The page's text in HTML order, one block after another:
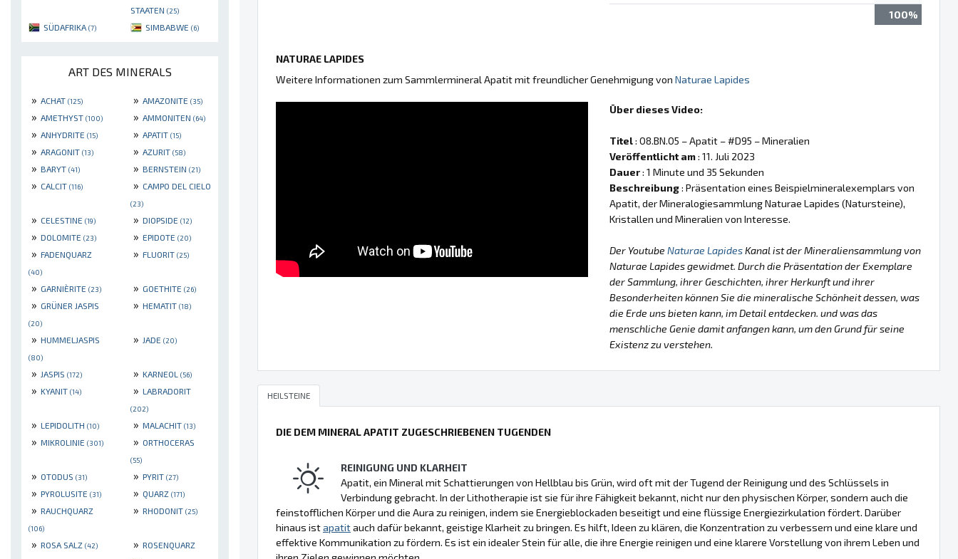
STAATEN (25)
SÜDAFRIKA (7) SIMBABWE (6)
ART DES MINERALS
» ACHAT (125) » AMAZONITE (35)
» AMETHYST (100) » AMMONITEN (64)
» ANHYDRITE (15) » APATIT (15)
» ARAGONIT (13) » AZURIT (58)
» BARYT (41) » BERNSTEIN (21)
» CALCIT (116) » CAMPO DEL CIELO
(23)
» CELESTINE (19) » DIOPSIDE (12)
» DOLOMITE (23) » EPIDOTE (20)
» FADENQUARZ
(40)
» FLUORIT (25)
» GARNIÈRITE (23) » GOETHITE (26)
» GRÜNER JASPIS
(20)
» HEMATIT (18)
» HUMMELJASPIS
(80)
» JADE (20)
» JASPIS (172) » KARNEOL (56)
» KYANIT (14) » LABRADORIT
(202)
» LEPIDOLITH (10) » MALACHIT (13)
» MIKROLINIE (301) » ORTHOCERAS
(55)
» OTODUS (31) » PYRIT (27)
» PYROLUSITE (31) » QUARZ (171)
» RAUCHQUARZ
(106)
» RHODONIT (25)
» ROSA SALZ (42) » ROSENQUARZ
100%
NATURAE LAPIDES
Weitere Informationen zum Sammlermineral Apatit mit freundlicher Genehmigung von Naturae Lapides
Über dieses Video:
Titel: 08.BN.05 – Apatit – #D95 – Mineralien
Veröffentlicht am: 11. Juli 2023
Dauer: 1 Minute und 35 Sekunden
Beschreibung: Präsentation eines Beispielmineralexemplars von
Apatit, der Mineralogiesammlung Naturae Lapides (Natursteine),
Kristallen und Mineralien von Interesse.
Der Youtube Naturae LapidesKanal ist der Mineraliensammlung von
Naturae Lapides gewidmet. Durch die Präsentation der Exemplare
der Sammlung, ihrer Geschichten, ihrer Herkunft und ihrer
Besonderheiten können Sie die mineralische Schönheit dessen, was
die Erde uns bieten kann, im Detail entdecken. und was das
menschliche Genie damit anfangen kann, um den Grund für seine
Existenz zu verstehen.
HEILSTEINE
DIE DEM MINERAL APATIT ZUGESCHRIEBENEN TUGENDEN
REINIGUNG UND KLARHEIT
Apatit, ein Mineral mit Schattierungen von Hellblau bis Grün, wird oft mit der Tugend der Reinigung und des Schlüssels in
Verbindung gebracht. In der Lithotherapie ist sie für ihre Fähigkeit bekannt, nicht nur den physischen Körper, sondern auch die
feinstofflichen Körper und die Aura zu reinigen, indem sie Energieblockaden beseitigt und eine flüssige Energiezirkulation fördert. Darüber
hinaus istapatitauch dafür bekannt, geistige Klarheit zu bringen. Es hilft, Ideen zu klären, die Konzentration zu verbessern und eine klare und
effektive Kommunikation zu fördern. Es ist ein idealer Stein für alle, die ihre Energie reinigen und eine klarere Vorstellung von ihrem Leben und